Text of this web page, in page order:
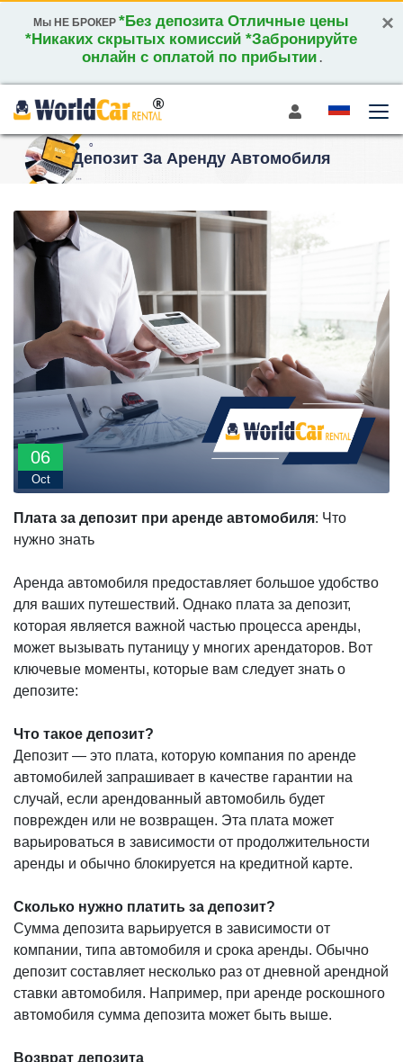
×
Мы НЕ БРОКЕР *Без депозита Отличные цены
*Никаких скрытых комиссий *Забронируйте
онлайн с оплатой по прибытии .
Депозит За Аренду Автомобиля
06
Oct
Плата за депозит при аренде автомобиля: Что
нужно знать
Аренда автомобиля предоставляет большое удобство
для ваших путешествий. Однако плата за депозит,
которая является важной частью процесса аренды,
может вызывать путаницу у многих арендаторов. Вот
ключевые моменты, которые вам следует знать о
депозите:
Что такое депозит?
Депозит — это плата, которую компания по аренде
автомобилей запрашивает в качестве гарантии на
случай, если арендованный автомобиль будет
поврежден или не возвращен. Эта плата может
варьироваться в зависимости от продолжительности
аренды и обычно блокируется на кредитной карте.
Сколько нужно платить за депозит?
Сумма депозита варьируется в зависимости от
компании, типа автомобиля и срока аренды. Обычно
депозит составляет несколько раз от дневной арендной
ставки автомобиля. Например, при аренде роскошного
автомобиля сумма депозита может быть выше.
Возврат депозита